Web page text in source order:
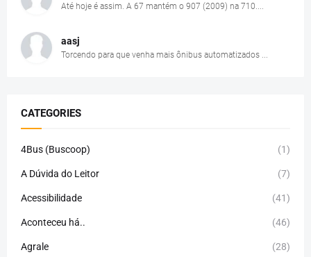
Até hoje é assim. A 67 mantém o 907 (2009) na 710....
aasj
Torcendo para que venha mais ônibus automatizados ...
CATEGORIES
4Bus (Buscoop) (1)
A Dúvida do Leitor (7)
Acessibilidade (41)
Aconteceu há.. (46)
Agrale (28)